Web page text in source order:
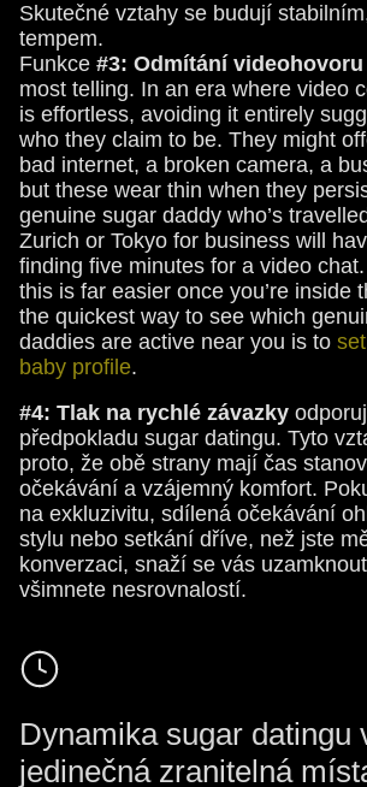
Skutečné vztahy se budují
tempem.
Funkce #3: Odmítání videohovoru
most telling. In an era where video
is effortless, avoiding it entirely
who they claim to be. They might
bad internet, a broken camera, a
but these wear thin when they
genuine sugar daddy who’s
Zurich or Tokyo for business will
finding five minutes for a video
this is far easier once you’re inside
the quickest way to see which
daddies are active near you is to
baby profile.
#4: Tlak na rychlé závazky
předpokladu sugar datingu. Tyto
proto, že obě strany mají čas
očekávání a vzájemný komfort.
na exkluzivitu, sdílená očekávání
stylu nebo setkání dříve, než jste
konverzaci, snaží se vás
všimnete nesrovnalostí.
Dynamika sugar datingu
jedinečná zranitelná